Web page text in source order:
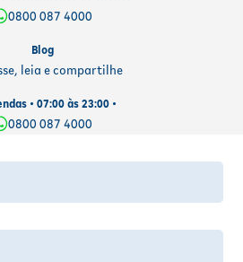
0800 087 4000
Blog
leia e compartilhe
• 07:00 às 23:00 •
0800 087 4000